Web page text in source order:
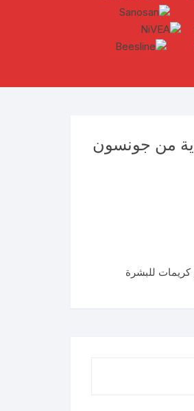
من جونسون
,كريمات للبشرة